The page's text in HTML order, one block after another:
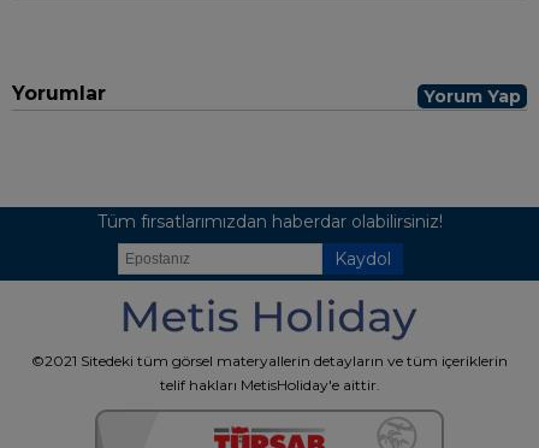
Yorumlar Yorum Yap
Tüm fırsatlarımızdan haberdar olabilirsiniz!
Kaydol
©2021 Sitedeki tüm görsel materyallerin detayların ve tüm içeriklerin
telif hakları MetisHoliday'e aittir.